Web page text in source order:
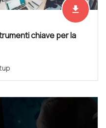
Scarica
file_download
chiave per la